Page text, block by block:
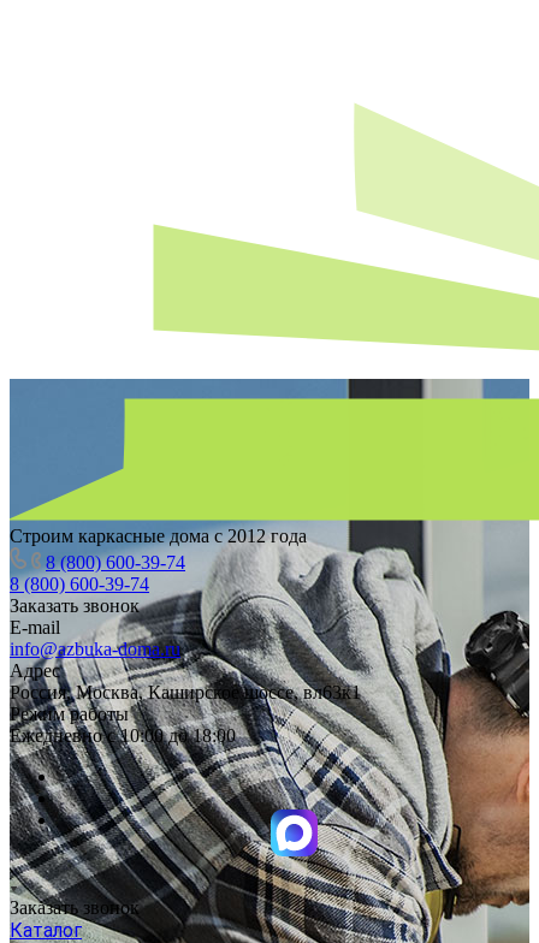
Строим каркасные дома с 2012 года
8 (800) 600-39-74
8 (800) 600-39-74
Заказать звонок
E-mail
info@azbuka-doma.ru
Адрес
Россия, Москва, Каширское шоссе, вл63к1
Режим работы
Ежедневно с 10:00 до 18:00
Заказать звонок
Каталог